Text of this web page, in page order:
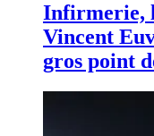
Infirmerie,
Vincent
gros point